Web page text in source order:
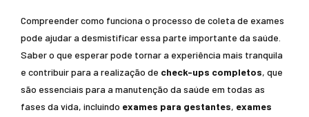
Compreender como funciona o processo de coleta de exames
pode ajudar a desmistificar essa parte importante da saúde.
Saber o que esperar pode tornar a experiência mais tranquila
e contribuir para a realização de check-ups completos, que
são essenciais para a manutenção da saúde em todas as
fases da vida, incluindo exames para gestantes, exames